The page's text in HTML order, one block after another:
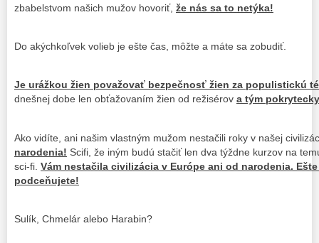
zbabelstvom našich mužov hovoriť, že nás sa to netýka!
Do akýchkoľvek volieb je ešte čas, môžte a máte sa zobudiť.
Je urážkou žien považovať bezpečnosť žien za populistickú
dnešnej dobe len obťažovaním žien od režisérov a tým
Ako vidíte, ani našim vlastným mužom nestačili roky v našej
narodenia! Scifi, že iným budú stačiť len dva týždne kurzov na
sci-fi. Vám nestačila civilizácia v Európe ani od narodenia.
podceňujete!
Sulík, Chmelár alebo Harabin?